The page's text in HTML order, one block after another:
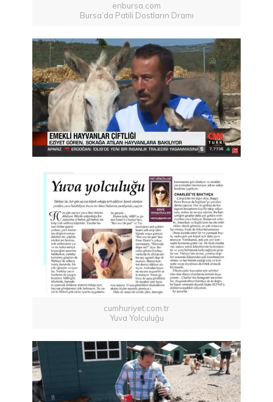
enbursa.com
Bursa’da Patili Dostların Dramı
cumhuriyet.com.tr
Yuva Yolculuğu